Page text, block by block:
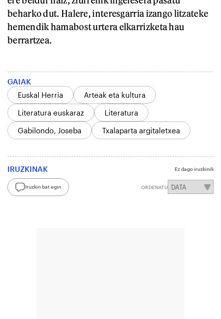
beharko dut. Halere, interesgarria izango litzateke
hemendik hamabost urtera elkarrizketa hau
berrartzea.
GAIAK
Euskal Herria
Arteak eta kultura
Literatura euskaraz
Literatura
Gabilondo, Joseba
Txalaparta argitaletxea
IRUZKINAK Ez dago iruzkinik
Iruzkin bat egin ORDENATU